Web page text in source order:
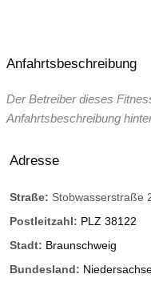
Anfahrtsbeschreibung
Der Betreiber dieses
Anfahrtsbeschreibung
Adresse
Straße: Stobwasserstraße
Postleitzahl: PLZ 38122
Stadt: Braunschweig
Bundesland: